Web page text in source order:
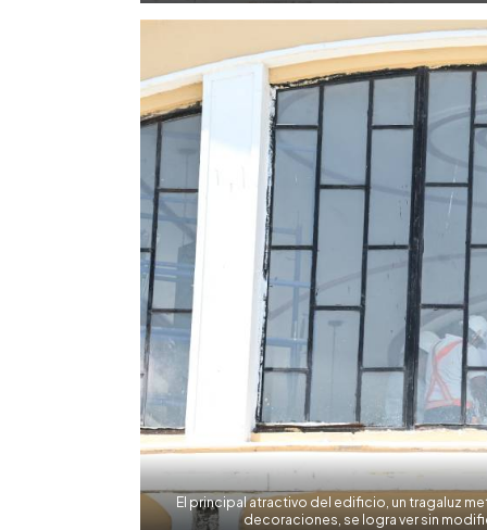
El principal atractivo del edificio, un tragaluz
decoraciones, se logra ver sin